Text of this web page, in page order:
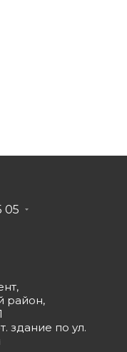
05
район,
здание по ул.